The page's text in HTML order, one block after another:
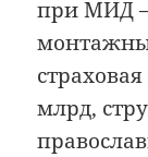
при МИД
млрд,